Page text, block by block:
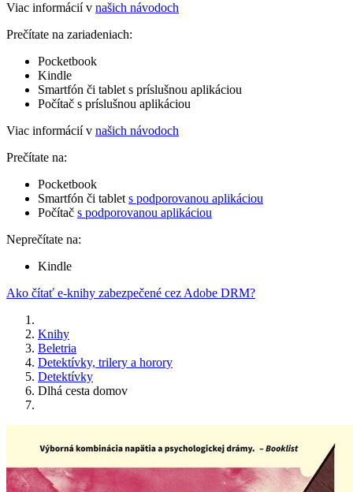
Viac informácií v našich návodoch
Prečítate na zariadeniach:
Pocketbook
Kindle
Smartfón či tablet s príslušnou aplikáciou
Počítač s príslušnou aplikáciou
Viac informácií v našich návodoch
Prečítate na:
Pocketbook
Smartfón či tablet s podporovanou aplikáciou
Počítač s podporovanou aplikáciou
Neprečítate na:
Kindle
Ako čítať e-knihy zabezpečené cez Adobe DRM?
Knihy
Beletria
Detektívky, trilery a horory
Detektívky
Dlhá cesta domov